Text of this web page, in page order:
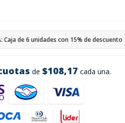
de $108,17 cada una.
Caja de 6 unidades con 15% de descuento